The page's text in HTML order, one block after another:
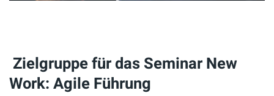
Zielgruppe für das Seminar New
Work: Agile Führung